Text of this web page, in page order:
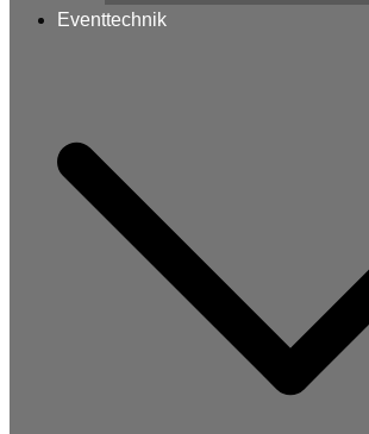
Eventtechnik